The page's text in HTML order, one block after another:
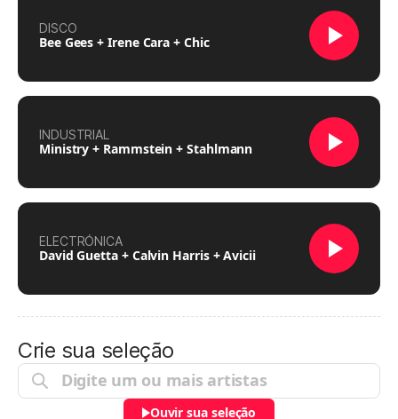
DISCO
Bee Gees + Irene Cara + Chic
INDUSTRIAL
Ministry + Rammstein + Stahlmann
ELECTRÓNICA
David Guetta + Calvin Harris + Avicii
Crie sua seleção
Ouvir sua seleção